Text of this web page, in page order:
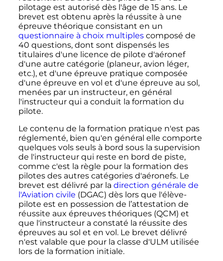
pilotage est autorisé dès l'âge de 15 ans. Le
brevet est obtenu après la réussite à une
épreuve théorique consistant en un
questionnaire à choix multiplescomposé de
40 questions, dont sont dispensés les
titulaires d'une licence de pilote d'aéronef
d'une autre catégorie (planeur, avion léger,
etc.), et d'une épreuve pratique composée
d'une épreuve en vol et d'une épreuve au sol,
menées par un instructeur, en général
l'instructeur qui a conduit la formation du
pilote.
Le contenu de la formation pratique n'est pas
réglementé, bien qu'en général elle comporte
quelques vols seuls à bord sous la supervision
de l'instructeur qui reste en bord de piste,
comme c'est la règle pour la formation des
pilotes des autres catégories d'aéronefs. Le
brevet est délivré par la direction générale de
l'Aviation civile (DGAC) dès lors que l'élève-
pilote est en possession de l’attestation de
réussite aux épreuves théoriques (QCM) et
que l'instructeur a constaté la réussite des
épreuves au sol et en vol. Le brevet délivré
n'est valable que pour la classe d'ULM utilisée
lors de la formation initiale.